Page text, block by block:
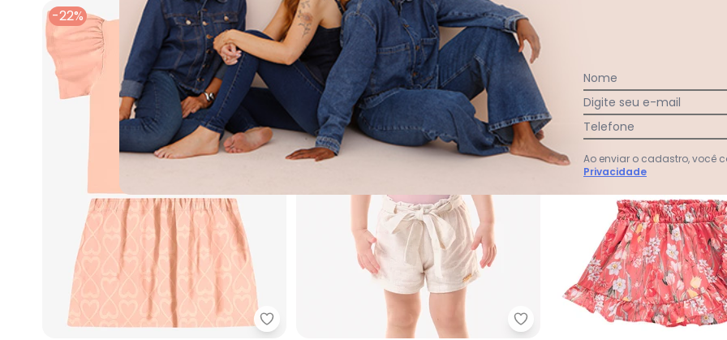
-22% NEW
Rovi Kids - Conjunto Blusa com Saia Infantil (Rosa)
-21% NEW
Trick Nick - Conjunto Feminino
Nome
Digite seu e-mail
Telefone
Ao enviar o cadastro, você
Privacidade